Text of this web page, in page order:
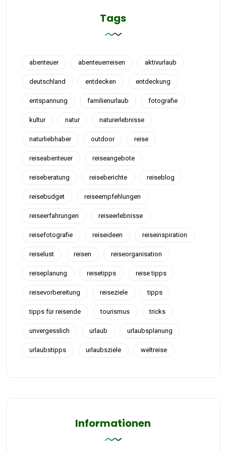
Tags
abenteuer abenteuerreisen aktivurlaub
deutschland entdecken entdeckung
entspannung familienurlaub fotografie
kultur natur naturerlebnisse
naturliebhaber outdoor reise
reiseabenteuer reiseangebote
reiseberatung reiseberichte reiseblog
reisebudget reiseempfehlungen
reiseerfahrungen reiseerlebnisse
reisefotografie reiseideen reiseinspiration
reiselust reisen reiseorganisation
reiseplanung reisetipps reise tipps
reisevorbereitung reiseziele tipps
tipps für reisende tourismus tricks
unvergesslich urlaub urlaubsplanung
urlaubstipps urlaubsziele weltreise
Informationen